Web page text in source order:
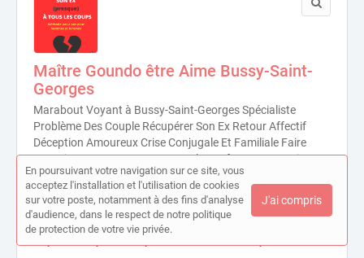
Maître Goundo être Aime Bussy-Saint-
Georges
Marabout Voyant à Bussy-Saint-Georges Spécialiste
Problème Des Couple Récupérer Son Ex Retour Affectif
Déception Amoureux Crise Conjugale Et Familiale Faire
Revenir Son Ex Sauver Son Couple Renforts Des Sentiments
Reconquérir Son Ex En 48h
Bussy-Saint-Georges (77600)
Activités
En poursuivant votre navigation sur ce site, vous
acceptez l'installation et l'utilisation de cookies
sur votre poste, notamment à des fins d'analyse
d'audience, dans le respect de notre politique
de protection de votre vie privée.
J'ai compris